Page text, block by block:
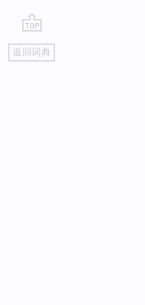
go
top
返回词典